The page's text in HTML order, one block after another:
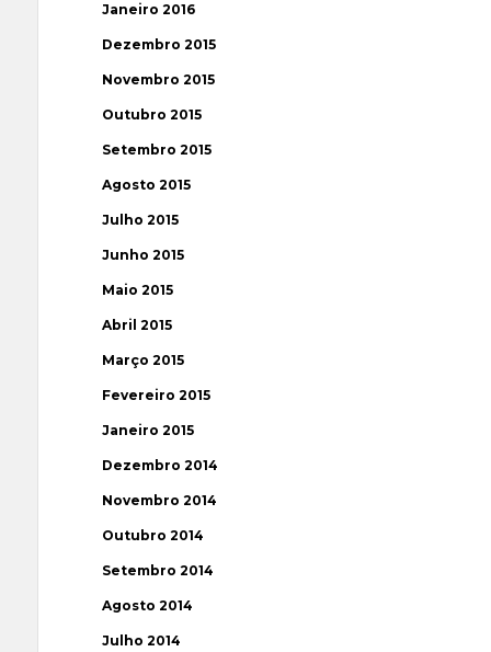
Janeiro 2016
Dezembro 2015
Novembro 2015
Outubro 2015
Setembro 2015
Agosto 2015
Julho 2015
Junho 2015
Maio 2015
Abril 2015
Março 2015
Fevereiro 2015
Janeiro 2015
Dezembro 2014
Novembro 2014
Outubro 2014
Setembro 2014
Agosto 2014
Julho 2014